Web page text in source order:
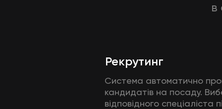
в
Рекрутинг
​Система автоматично
кандидатів на посаду.
відповідного спеціаліста